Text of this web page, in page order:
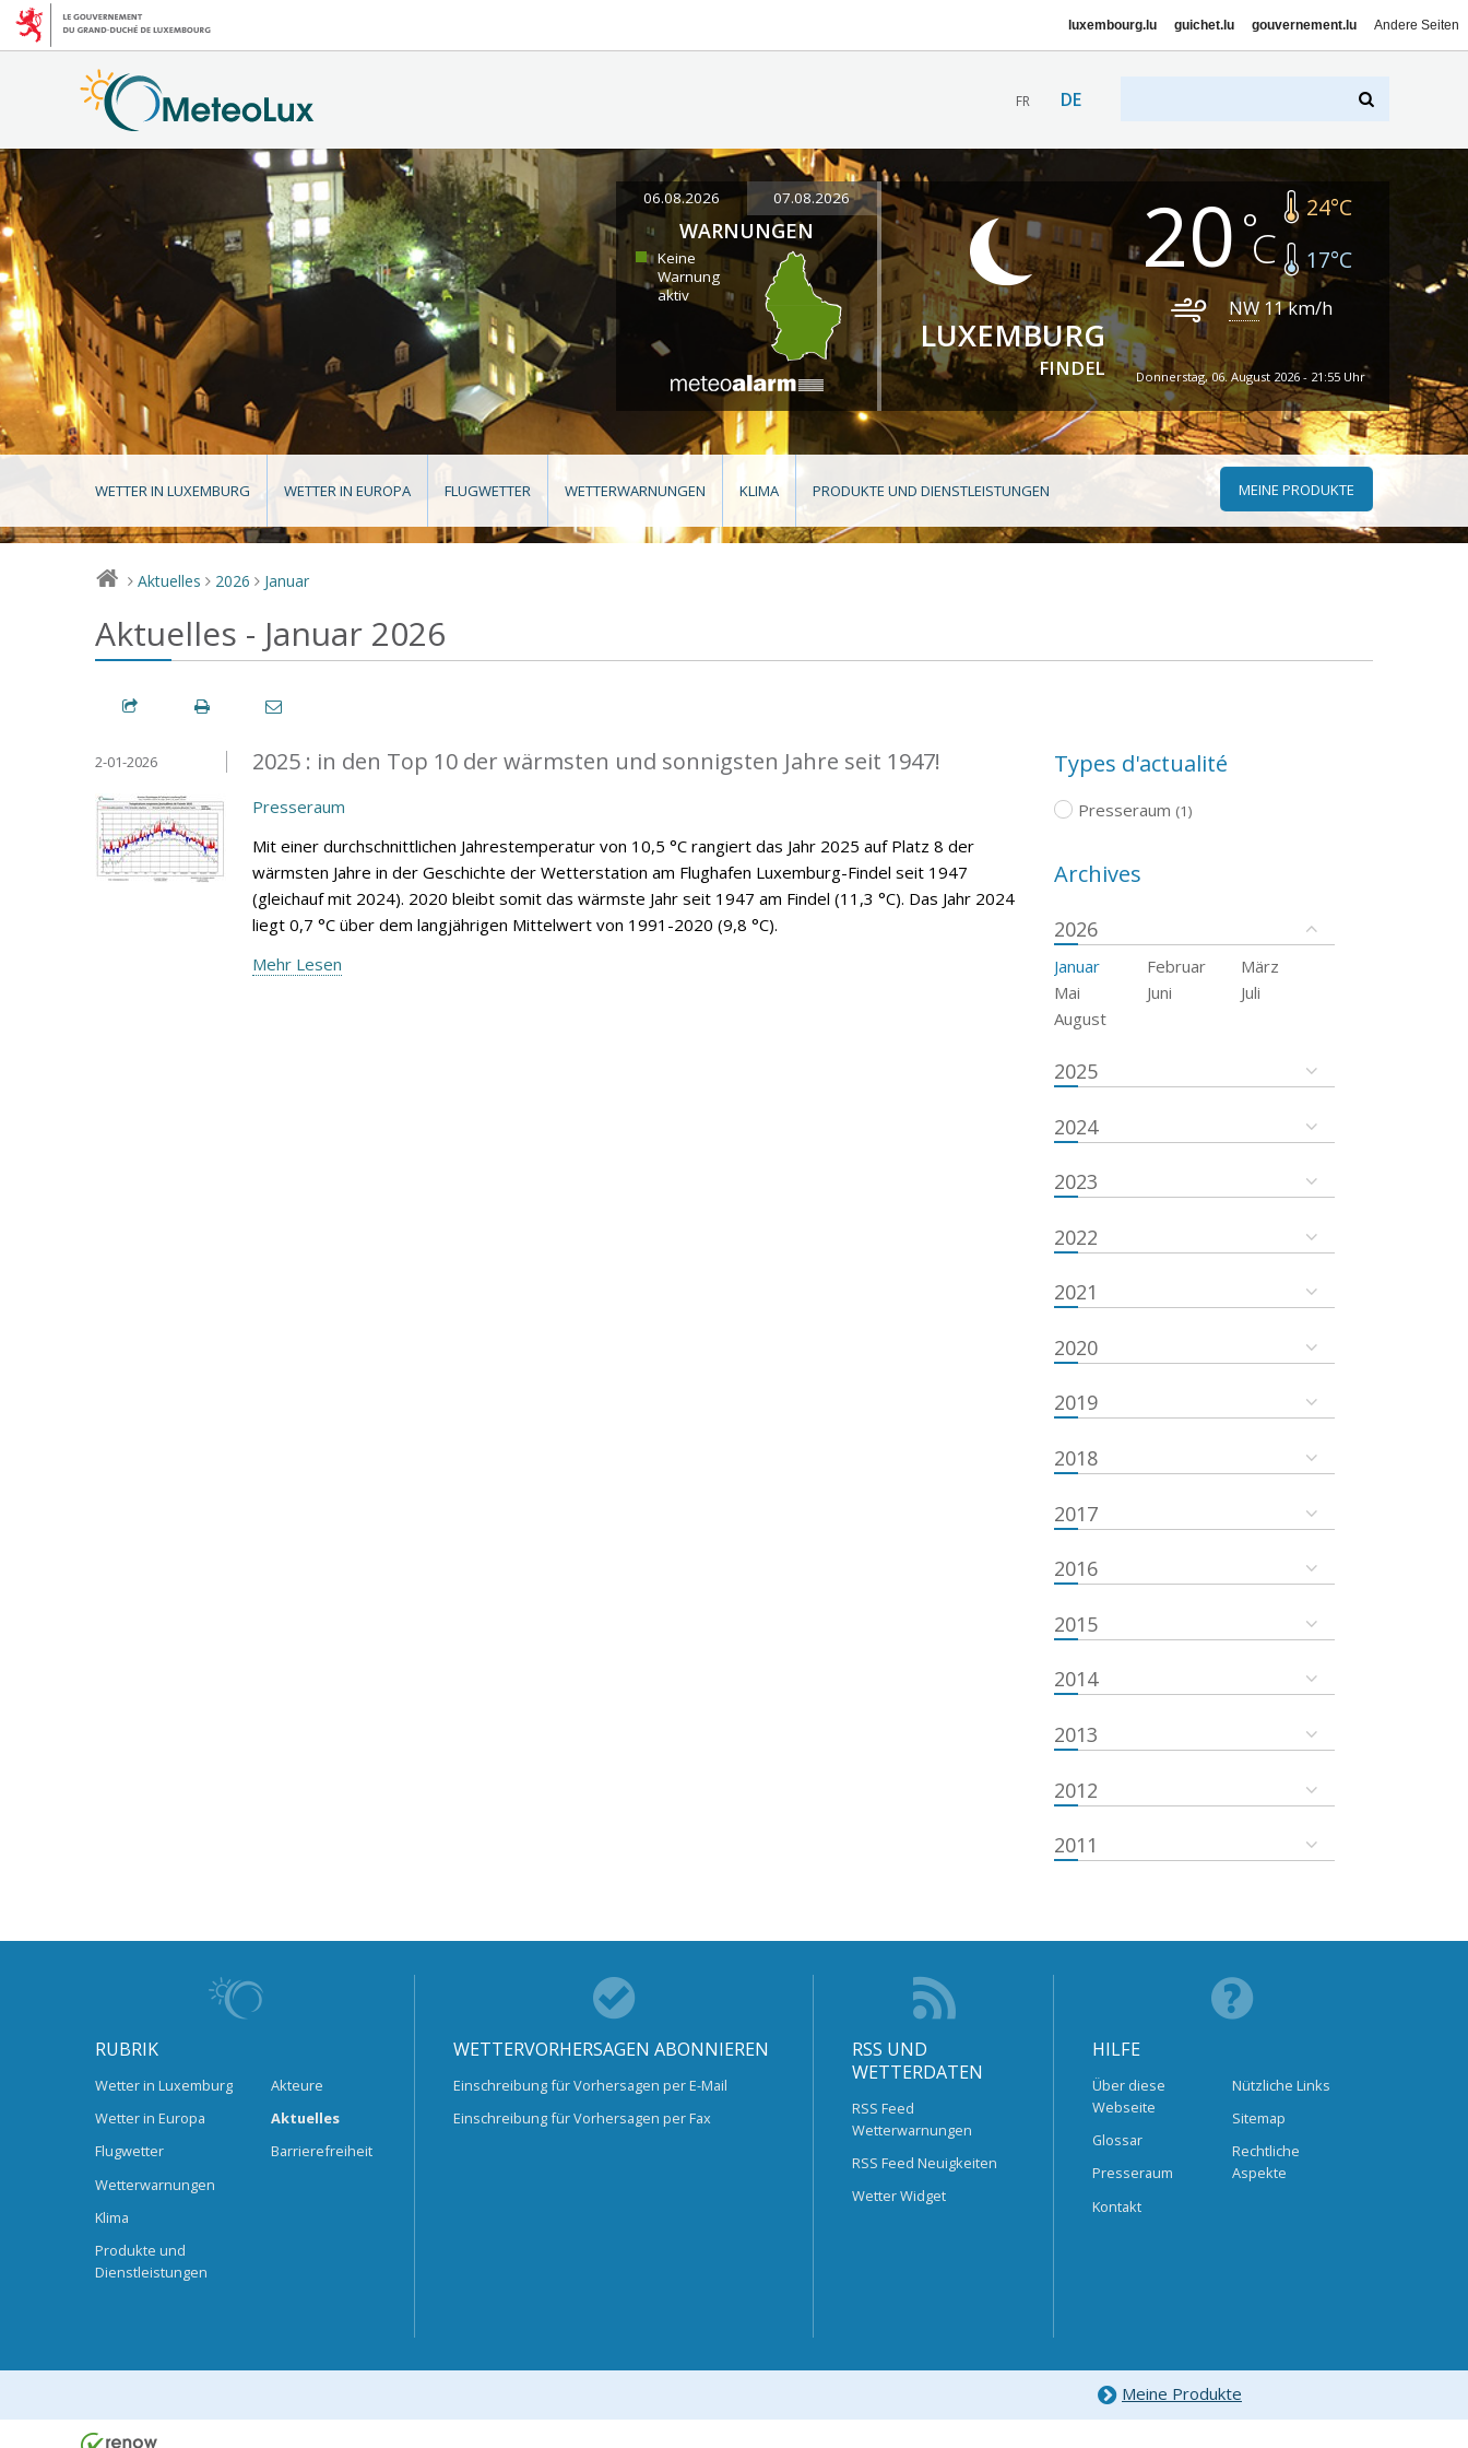
luxembourg.lu guichet.lu gouvernement.lu Andere Seiten
FR DE
06.08.2026 07.08.2026
WARNUNGEN
Keine
Warnung
aktiv
LUXEMBURG
FINDEL
20 24°C
17°C
NW 11km/h
Donnerstag, 06. August 2026 - 21:55 Uhr
WETTER IN LUXEMBURG WETTER IN EUROPA FLUGWETTER WETTERWARNUNGEN KLIMA PRODUKTE UND DIENSTLEISTUNGEN MEINE PRODUKTE
> Aktuelles > 2026 > Januar
Aktuelles - Januar 2026
2025 : in den Top 10 der wärmsten und sonnigsten Jahre seit 1947!
2-01-2026
Presseraum
Mit einer durchschnittlichen Jahrestemperatur von 10,5 °C rangiert das Jahr 2025 auf Platz 8 der
wärmsten Jahre in der Geschichte der Wetterstation am Flughafen Luxemburg-Findel seit 1947
(gleichauf mit 2024). 2020 bleibt somit das wärmste Jahr seit 1947 am Findel (11,3 °C). Das Jahr 2024
liegt 0,7 °C über dem langjährigen Mittelwert von 1991-2020 (9,8 °C).
Mehr Lesen
Types d'actualité
Presseraum (1)
Archives
2026
Januar Februar
März
Mai
Juni
Juli
August
2025
2024
2023
2022
2021
2020
2019
2018
2017
2016
2015
2014
2013
2012
2011
RUBRIK
Wetter in Luxemburg
Wetter in Europa
Flugwetter
Wetterwarnungen
Klima
Produkte und
Dienstleistungen
Akteure
Aktuelles
Barrierefreiheit
WETTERVORHERSAGEN ABONNIEREN
Einschreibung für Vorhersagen per E-Mail
Einschreibung für Vorhersagen per Fax
RSS UND
WETTERDATEN
RSS Feed
Wetterwarnungen
RSS Feed Neuigkeiten
Wetter Widget
HILFE
Über diese
Webseite
Glossar
Presseraum
Kontakt
Nützliche Links
Sitemap
Rechtliche
Aspekte
Meine Produkte